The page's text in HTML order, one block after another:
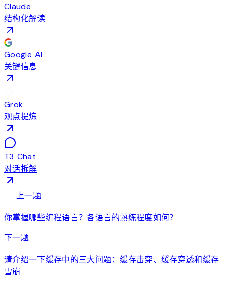
Claude
结构化解读
Google AI
关键信息
Grok
观点提炼
T3 Chat
对话拆解
上一题
你掌握哪些编程语言？各语言的熟练程度如何？
下一题arrow_forward
请介绍一下缓存中的三大问题：缓存击穿、缓存穿透和缓存
雪崩